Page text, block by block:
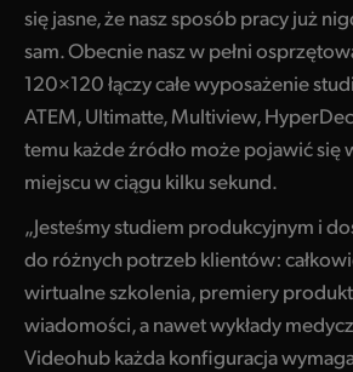
Spain
Sweden
Chinese Taipei
Turkey
UAE
Ukraine
United Kingdom
się jasne, że nasz sposób pracy już
sam. Obecnie nasz w pełni
120×120 łączy całe wyposażenie
ATEM, Ultimatte, Multiview,
temu każde źródło może pojawić się
miejscu w ciągu kilku sekund.
„Jesteśmy studiem produkcyjnym i
do różnych potrzeb klientów:
wirtualne szkolenia, premiery
wiadomości, a nawet wykłady
Videohub każda konfiguracja